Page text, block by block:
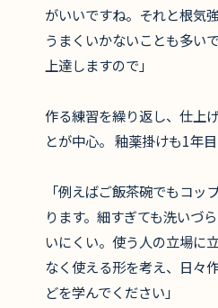
がいいですね。それと根気
うまくいかないことも多い
上達しますので」
作る練習を繰り返し、仕上
とが中心。 釉薬掛けも1年
「例えばご飯茶碗でもコッ
ります。細すぎても洗いづ
いにくい。使う人の立場に
なく使える形を考え、日々
どを学んでください」